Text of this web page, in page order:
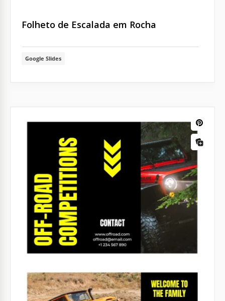
Folheto de Escalada em Rocha
Google Slides